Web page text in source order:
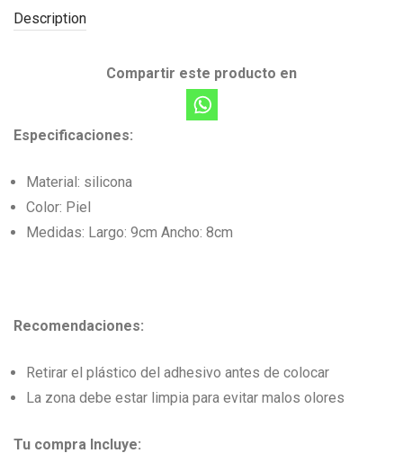
Description
Compartir este producto en
Especificaciones:
Material: silicona
Color: Piel
Medidas: Largo: 9cm Ancho: 8cm
Recomendaciones:
Retirar el plástico del adhesivo antes de colocar
La zona debe estar limpia para evitar malos olores
Tu compra Incluye: